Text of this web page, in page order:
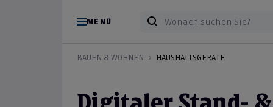
MENÜ
BAUEN & WOHNEN
HAUSHALTSGERÄTE